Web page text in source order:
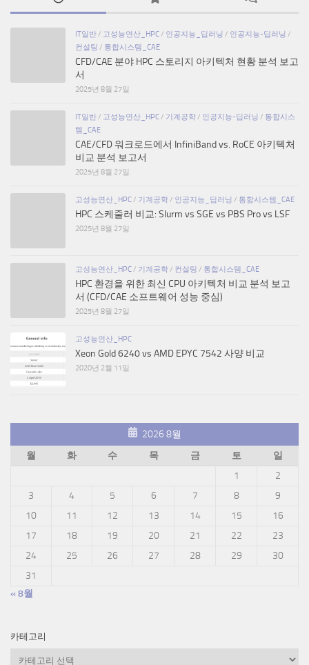
IT일반 / 고성능연산_HPC / 인공지능_딥러닝 / 인공지능-딥러닝 /
컨설팅 / 통합시스템_CAE
CFD/CAE 분야 HPC 스토리지 아키텍처 현황 분석 보고
서
2025년 8월 27일
IT일반 / 고성능연산_HPC / 기계공학 / 인공지능-딥러닝 / 통합시스
템_CAE
CAE/CFD 워크로드에서 InfiniBand vs. RoCE 아키텍처
비교 분석 보고서
2025년 8월 27일
고성능연산_HPC / 기계공학 / 인공지능_딥러닝 / 통합시스템_CAE
HPC 스케줄러 비교: Slurm vs SGE vs PBS Pro vs LSF
2025년 8월 27일
고성능연산_HPC / 기계공학 / 컨설팅 / 통합시스템_CAE
HPC 환경을 위한 최신 CPU 아키텍처 비교 분석 보고
서 (CFD/CAE 소프트웨어 성능 중심)
2025년 8월 27일
고성능연산_HPC
Xeon Gold 6240 vs AMD EPYC 7542 사양 비교
2020년 2월 11일
2026 8월
월
화 수 목 금 토
일
1
2
3
4 5 6 7 8
9
10
11 12 13 14 15
16
17
18 19 20 21 22
23
24
25 26 27 28 29
30
31
« 8월
카테고리